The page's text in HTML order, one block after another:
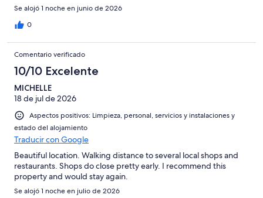
Se alojó 1 noche en junio de 2026
0
Comentario verificado
10/10 Excelente
MICHELLE
18 de jul de 2026
Aspectos positivos: Limpieza, personal, servicios y instalaciones y
estado del alojamiento
Traducir con Google
Beautiful location. Walking distance to several local shops and
restaurants. Shops do close pretty early. I recommend this
property and would stay again.
Se alojó 1 noche en julio de 2026